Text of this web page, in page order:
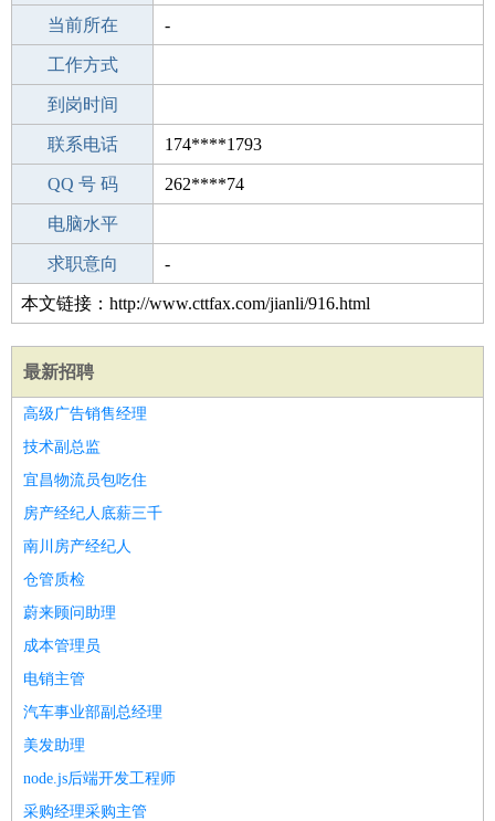
所学专业 -
当前所在 -
工作经验
工作方式
驾 照
到岗时间
期望月薪
联系电话 174****1793
手机号码 174****1793
QQ 号 码 262****74
微信号码
电脑水平
外语水平
求职意向 -
本文链接：http://www.cttfax.com/jianli/916.html
最新招聘
高级广告销售经理
技术副总监
宜昌物流员包吃住
房产经纪人底薪三千
南川房产经纪人
仓管质检
蔚来顾问助理
成本管理员
电销主管
汽车事业部副总经理
美发助理
node.js后端开发工程师
采购经理采购主管